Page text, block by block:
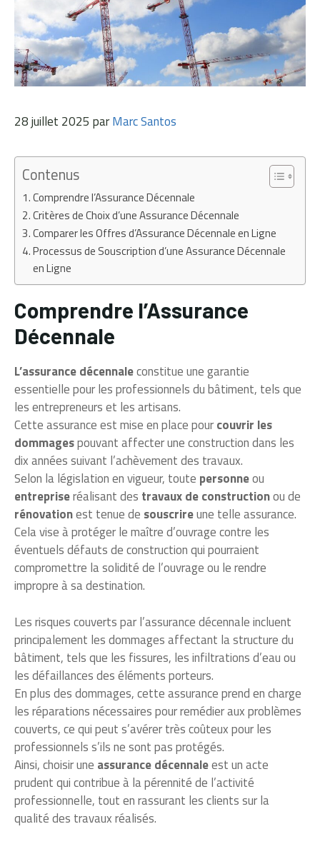
28 juillet 2025 parMarc Santos
Contenus
Comprendre l’Assurance Décennale
Critères de Choix d’une Assurance Décennale
Comparer les Offres d’Assurance Décennale en Ligne
Processus de Souscription d’une Assurance Décennale
en Ligne
Comprendre l’Assurance
Décennale
L’assurance décennaleconstitue une garantie
essentielle pour les professionnels du bâtiment, tels que
les entrepreneurs et les artisans.
Cette assurance est mise en place pourcouvrir les
dommagespouvant affecter une construction dans les
dix années suivant l’achèvement des travaux.
Selon la législation en vigueur, toute personneou
entrepriseréalisant des travaux de constructionou de
rénovationest tenue de souscrireune telle assurance.
Cela vise à protéger le maître d’ouvrage contre les
éventuels défauts de construction qui pourraient
compromettre la solidité de l’ouvrage ou le rendre
impropre à sa destination.
Les risques couverts par l’assurance décennale incluent
principalement les dommages affectant la structure du
bâtiment, tels que les fissures, les infiltrations d’eau ou
les défaillances des éléments porteurs.
En plus des dommages, cette assurance prend en charge
les réparations nécessaires pour remédier aux problèmes
couverts, ce qui peut s’avérer très coûteux pour les
professionnels s’ils ne sont pas protégés.
Ainsi, choisir une assurance décennaleest un acte
prudent qui contribue à la pérennité de l’activité
professionnelle, tout en rassurant les clients sur la
qualité des travaux réalisés.